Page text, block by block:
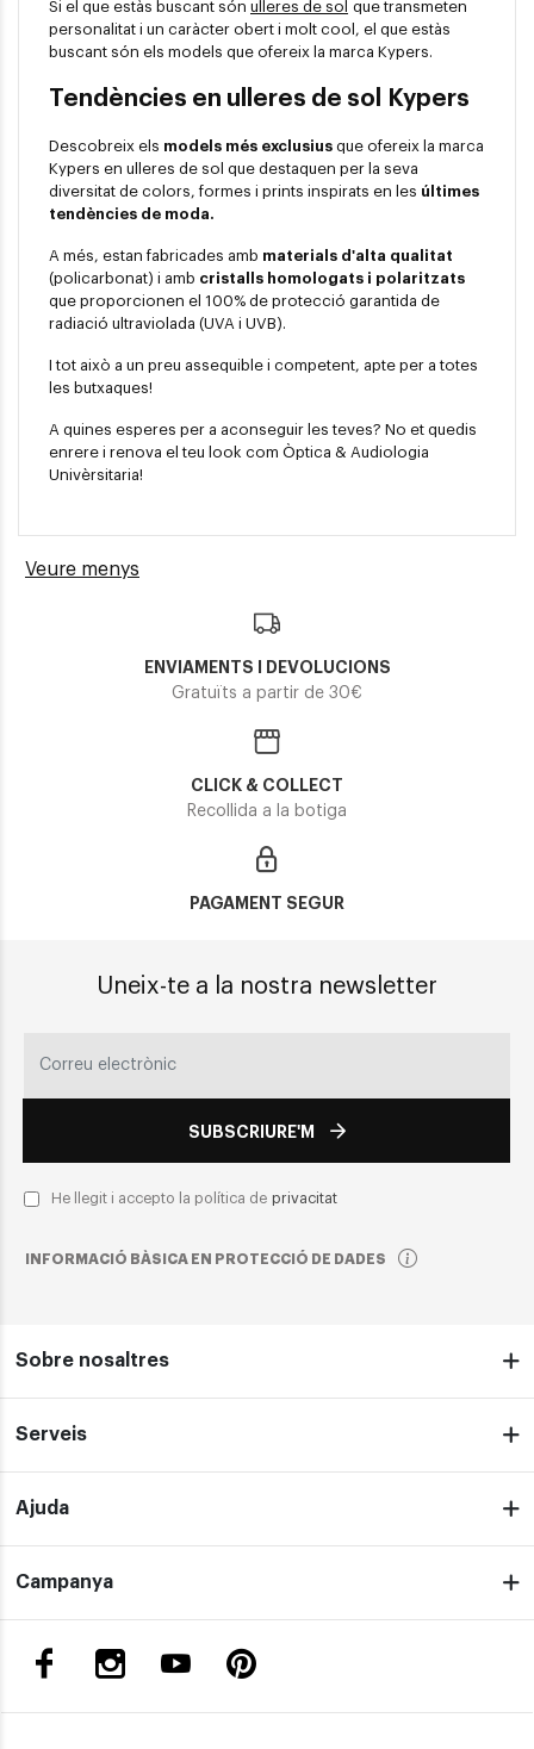
Si el que estàs buscant són ulleres de sol
que transmeten
personalitat i un caràcter obert i molt cool, el que estàs
buscant són els models que ofereix la marca Kypers.
Tendències en ulleres de sol Kypers
Descobreix els models més exclusius que ofereix la marca
Kypers en ulleres de sol que destaquen per la seva
diversitat de colors, formes i prints inspirats en les últimes
tendències de moda.
A més, estan fabricades amb materials d'alta qualitat
(policarbonat) i amb cristalls homologats i polaritzats
que proporcionen el 100% de protecció garantida de
radiació ultraviolada (UVA i UVB).
I tot això a un preu assequible i competent, apte per a totes
les butxaques!
A quines esperes per a aconseguir les teves? No et quedis
enrere i renova el teu look com Òptica & Audiologia
Univèrsitaria!
Veure menys
ENVIAMENTS I DEVOLUCIONS
Gratuïts a partir de 30€
CLICK & COLLECT
Recollida a la botiga
PAGAMENT SEGUR
Uneix-te a la nostra newsletter
SUBSCRIURE'M
He llegit i accepto la política de privacitat
INFORMACIÓ BÀSICA EN PROTECCIÓ DE DADES
Sobre nosaltres
Serveis
Ajuda
Campanya